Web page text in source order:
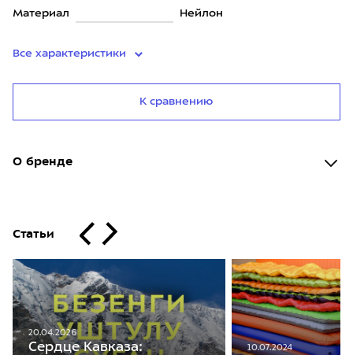
Материал Нейлон
Все характеристики
К сравнению
О бренде
Статьи
20.04.2026
Сердце Кавказа: 10.07.2024